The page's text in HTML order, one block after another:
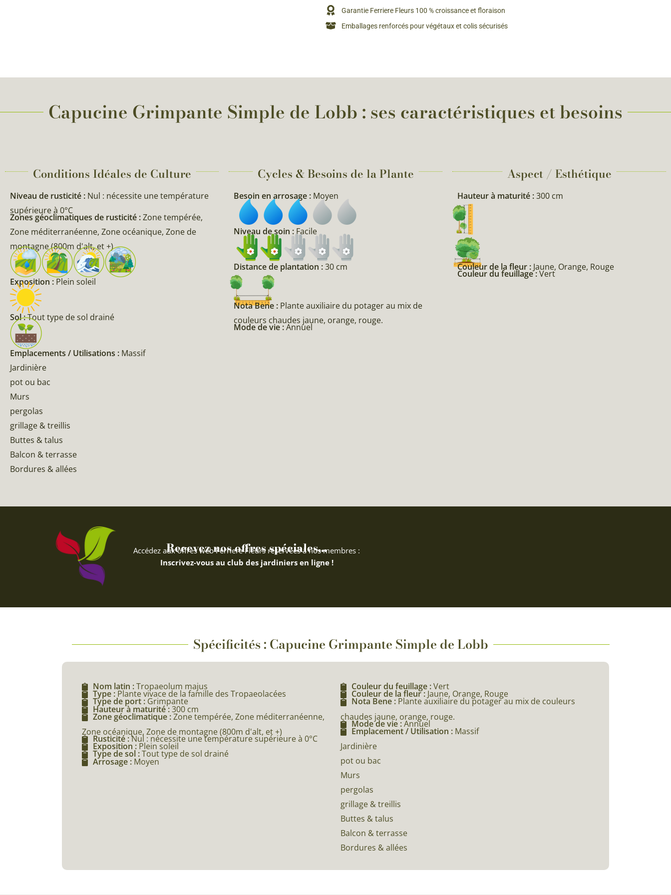
Semences & Graines Spéciales Fraîcheur
d’Antan
Garantie Ferriere Fleurs 100 % croissance et floraison
Emballages renforcés pour végétaux et colis sécurisés
Capucine Grimpante Simple de Lobb : ses caractéristiques et besoins
Conditions Idéales de Culture
Niveau de rusticité : Nul : nécessite une température
supérieure à 0°C
Zones géoclimatiques de rusticité :Zone tempérée,
Zone méditerranéenne, Zone océanique, Zone de
montagne (800m d'alt, et +)
Exposition : Plein soleil
Sol :Tout type de sol drainé
Emplacements / Utilisations : Massif
Jardinière
pot ou bac
Murs
pergolas
grillage & treillis
Buttes & talus
Balcon & terrasse
Bordures & allées
Cycles & Besoins de la Plante​
Besoin en arrosage : Moyen
Niveau de soin :Facile
Distance de plantation :30 cm
Nota Bene : Plante auxiliaire du potager au mix de
couleurs chaudes jaune, orange, rouge.
Mode de vie :Annuel
Aspect / Esthétique
Hauteur à maturité :300 cm
Couleur de la fleur : Jaune, Orange, Rouge
Couleur du feuillage :Vert
Recevez nos offres spéciales...
Accédez aux offres web Ferriere Fleurs réservées à nos membres :
Inscrivez-vous au club des jardiniers en ligne !
Spécificités : Capucine Grimpante Simple de Lobb
Nom latin :Tropaeolum majus
Type : Plante vivace de la famille des Tropaeolacées
Type de port : Grimpante
Hauteur à maturité :300 cm
Zone géoclimatique :Zone tempérée, Zone méditerranéenne,
Zone océanique, Zone de montagne (800m d'alt, et +)
Rusticité :Nul : nécessite une température supérieure à 0°C
Exposition : Plein soleil
Type de sol :Tout type de sol drainé
Arrosage : Moyen
Couleur du feuillage :Vert
Couleur de la fleur : Jaune, Orange, Rouge
Nota Bene : Plante auxiliaire du potager au mix de couleurs
chaudes jaune, orange, rouge.
Mode de vie :Annuel
Emplacement / Utilisation : Massif
Jardinière
pot ou bac
Murs
pergolas
grillage & treillis
Buttes & talus
Balcon & terrasse
Bordures & allées